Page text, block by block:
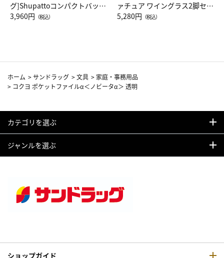
グ]Shupattoコンパクトバッグ
Drop JAL客室乗務員（LC）ス
3,960円 （税込）
ァチュア ワイングラス2脚セッ
ト（レッドワイン）
5,280円 （税込）
ホーム >サンドラッグ >文具 > 家庭・事務用品
> コクヨ ポケットファイルα＜ノビータα＞ 透明
カテゴリを選ぶ
ジャンルを選ぶ
ショップガイド